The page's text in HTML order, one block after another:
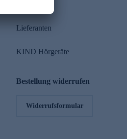
Lieferanten
KIND Hörgeräte
Bestellung widerrufen
Widerrufsformular